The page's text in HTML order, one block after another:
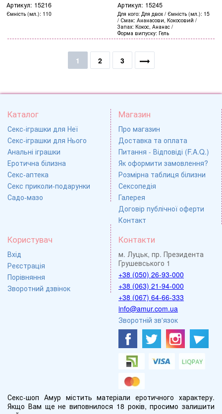
Артикул: 15216
Ємність (мл.) 110
Артикул: 15245
Для кого Для двох Ємність (мл.) 15
Смак Ананасови, Кокосовий
Запах Кокос, Ананас
Форма випуску Гель
1 2 3
Каталог
Секс-іграшки для Неї
Секс-іграшки для Нього
Анальні іграшки
Еротична білизна
Секс-аптека
Секс приколи-подарунки
Садо-мазо
Магазин
Про магазин
Доставка та оплата
Питання - Відповіді (F.A.Q.)
Як оформити замовлення?
Розмірна таблиця білизни
Сексопедія
Галерея
Договір публічної оферти
Контакт
Користувач
Вхід
Реєстрація
Порівняння
Зворотний дзвінок
Контакти
м. Луцьк, пр. Президента
Грушевського 1
+38 (050) 26-93-000
+38 (063) 21-94-000
+38 (067) 64-66-333
info@amur.com.ua
Зворотній зв'язок
Секс-шоп Амур містить матеріали еротичного характеру.
Якщо Вам ще не виповнилося 18 років, просимо залишити